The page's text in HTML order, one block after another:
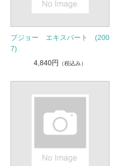
プジョー エキスパート (200
7)
4,840円
（税込み）